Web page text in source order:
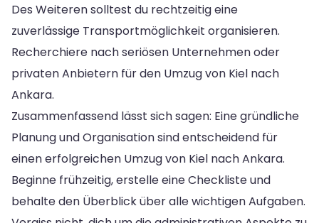
Des Weiteren solltest du rechtzeitig eine
zuverlässige Transportmöglichkeit organisieren.
Recherchiere nach seriösen Unternehmen oder
privaten Anbietern für den Umzug von Kiel nach
Ankara.
Zusammenfassend lässt sich sagen: Eine gründliche
Planung und Organisation sind entscheidend für
einen erfolgreichen Umzug von Kiel nach Ankara.
Beginne frühzeitig, erstelle eine Checkliste und
behalte den Überblick über alle wichtigen Aufgaben.